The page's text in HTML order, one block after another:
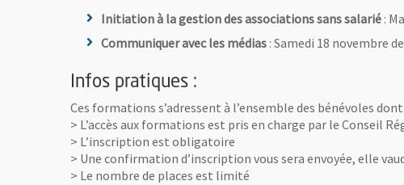
Initiation à la gestion des associations sans salarié :
Communiquer avec les médias : Samedi 18 novembre
Infos pratiques :
Ces formations s’adressent à l’ensemble des bénévoles
> L’accès aux formations est pris en charge par le Conseil
> L’inscription est obligatoire
> Une confirmation d’inscription vous sera envoyée, elle
> Le nombre de places est limité